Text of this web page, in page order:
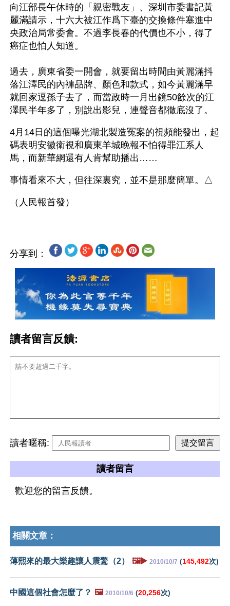
向江部長午休時的「親密戰友」、深圳市委書記黃
麗滿請示，十六大被江作爲下臺的交換條件塞進中
央政治局常委會。不過李長春的代價也不小，得了
癌症也怕人知道。
過去，廣東省委一開會，就要留出時間由黃麗滿抖
落江澤民的內褲品牌、顏色和款式，如今黃麗滿早
就回家逗孫子去了，而當政時一月出鏡50餘次的江
澤民半年多了，別說出影兒，連聲音都徹底沒了。
4月14日的這個曝光湖北製造冤案的視頻能發出，起
碼表明安徽衛視和廣東羊城晚報不怕得罪江系人
馬，而新華網還有人肯幫助播出……
事情看來不大，但往深裏究，並不是那麼簡單。△
分享到：
讀者留言反饋:
讀者暱稱:
讀者留言
歡迎您的留言反饋。
相關文章：
薄熙來的最大樂趣讓人震驚（2） 🖼️▶️ 2010/10/7 (145,492次)
中國這個社會怎麼了？ 🖼️ 2010/10/6 (20,256次)